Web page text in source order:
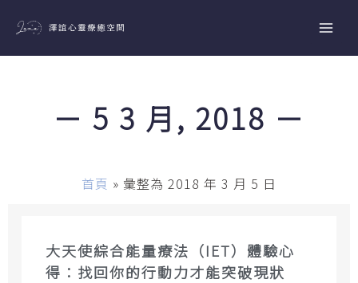
主
－ 5 3 月, 2018 －
首頁 » 彙整為 2018 年 3 月 5 日
大天使綜合能量療法（IET）體驗心
得：找回你的行動力才能突破現狀